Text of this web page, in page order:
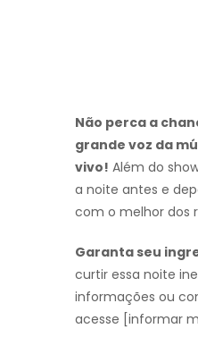
Não perca a
grande voz da
vivo! Além do
a noite antes e
com o melhor dos
Garanta seu
curtir essa noite
informações ou
acesse [informar